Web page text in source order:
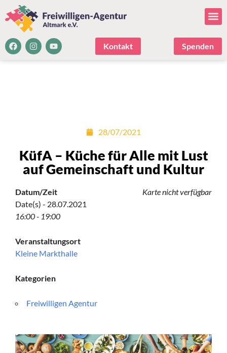
Kontakt Spenden
28/07/2021
KüfA – Küche für Alle mit Lust
auf Gemeinschaft und Kultur
Karte nicht verfügbar
Datum/Zeit
Date(s) - 28.07.2021
16:00 - 19:00
Veranstaltungsort
Kleine Markthalle
Kategorien
Freiwilligen Agentur